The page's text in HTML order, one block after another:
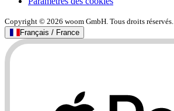
Copyright © 2026 woom GmbH. Tous droits réservés.
Français / France